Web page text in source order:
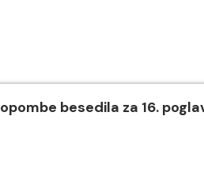
opombe besedila za 16.